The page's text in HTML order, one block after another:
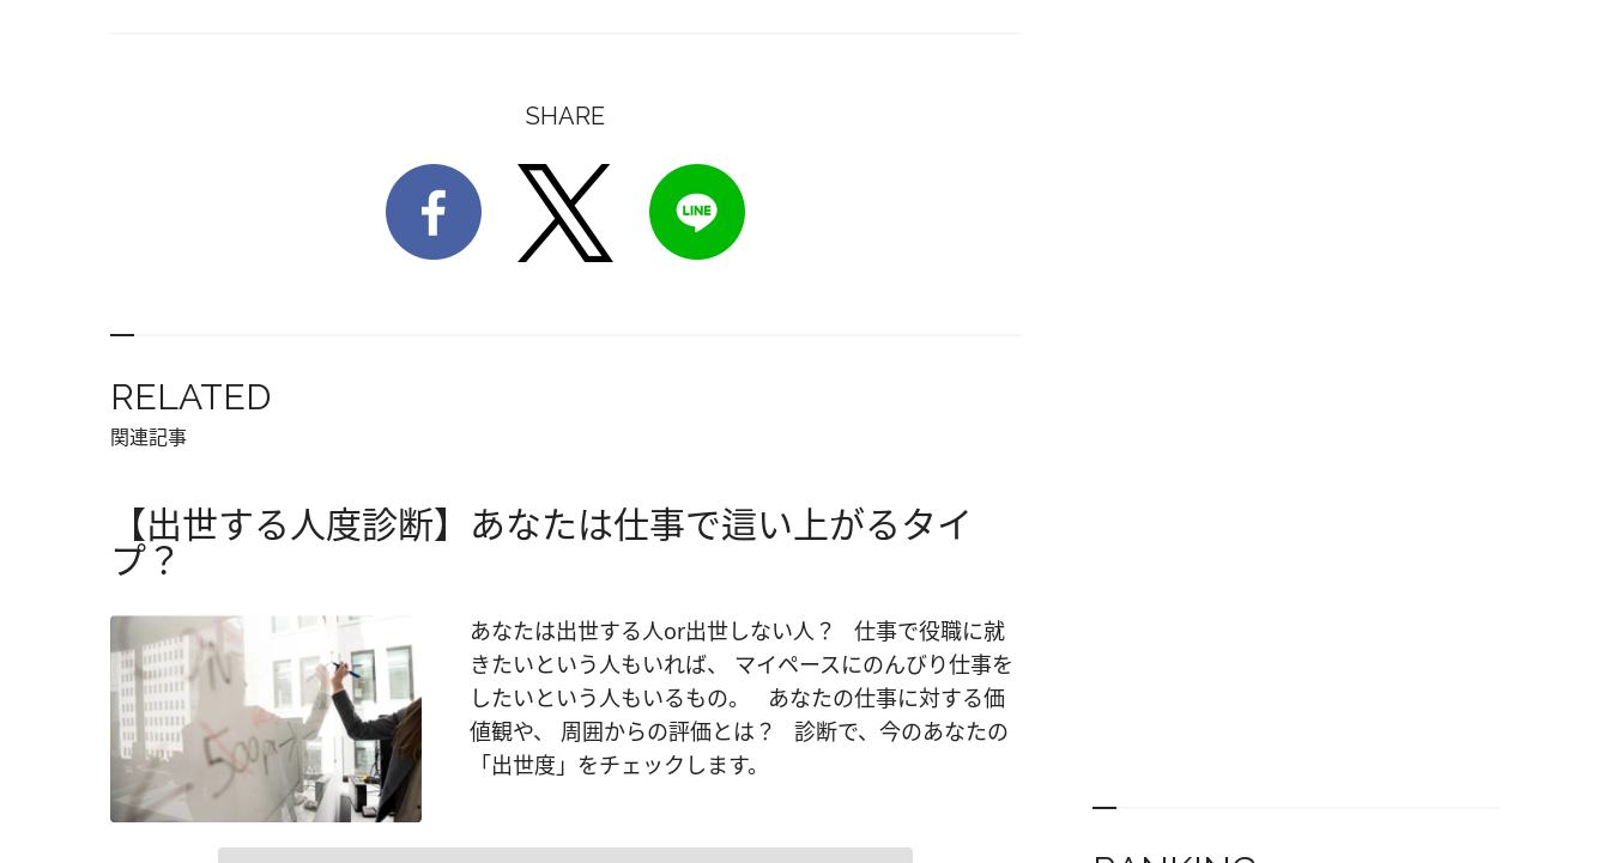
SHARE
RELATED
関連記事
【出世する人度診断】あなたは仕事で這い上がるタイ
プ？
あなたは出世する人or出世しない人？ 仕事で役職に就
きたいという人もいれば、 マイペースにのんびり仕事を
したいという人もいるもの。 あなたの仕事に対する価
値観や、 周囲からの評価とは？ 診断で、今のあなたの
「出世度」をチェックします。